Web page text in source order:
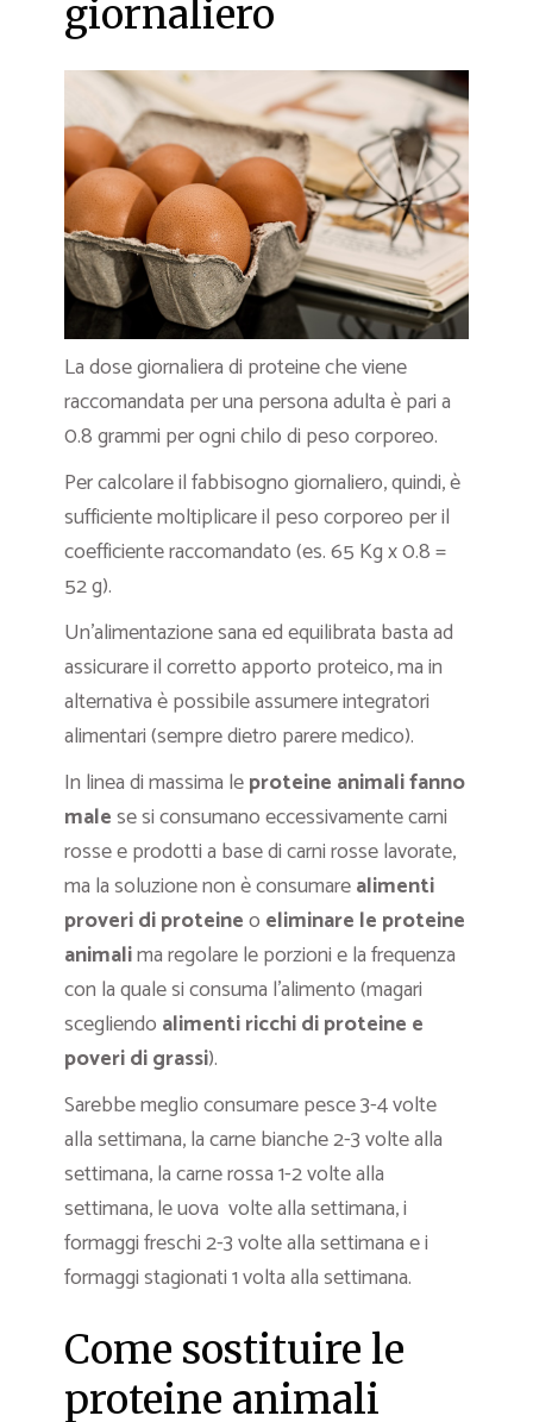
giornaliero
La dose giornaliera di proteine che viene
raccomandata per una persona adulta è pari a
0.8 grammi per ogni chilo di peso corporeo.
Per calcolare il fabbisogno giornaliero, quindi, è
sufficiente moltiplicare il peso corporeo per il
coefficiente raccomandato (es. 65 Kg x 0.8 =
52 g).
Un’alimentazione sana ed equilibrata basta ad
assicurare il corretto apporto proteico, ma in
alternativa è possibile assumere integratori
alimentari (sempre dietro parere medico).
In linea di massima leproteine animali fanno
malese si consumano eccessivamente carni
rosse e prodotti a base di carni rosse lavorate,
ma la soluzione non è consumarealimenti
proveri di proteineo eliminare le proteine
animalima regolare le porzioni e la frequenza
con la quale si consuma l’alimento (magari
scegliendo alimenti ricchi di proteine e
poveri di grassi).
Sarebbe meglio consumare pesce 3-4 volte
alla settimana, la carne bianche 2-3 volte alla
settimana, la carne rossa 1-2 volte alla
settimana, le uova volte alla settimana, i
formaggi freschi 2-3 volte alla settimana e i
formaggi stagionati 1 volta alla settimana.
Come sostituire le
proteine animali